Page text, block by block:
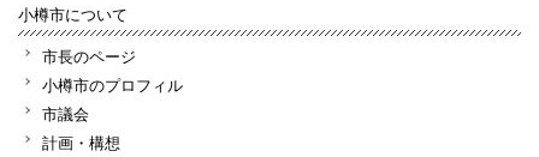
小樽市について
市長のページ
小樽市のプロフィル
市議会
計画・構想